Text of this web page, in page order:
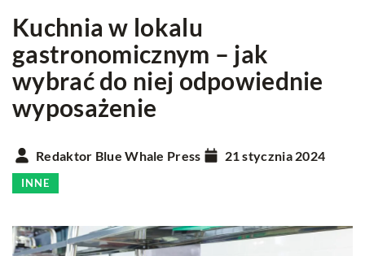
Kuchnia w lokalu
gastronomicznym – jak
wybrać do niej odpowiednie
wyposażenie
Redaktor Blue Whale Press 21 stycznia 2024
INNE